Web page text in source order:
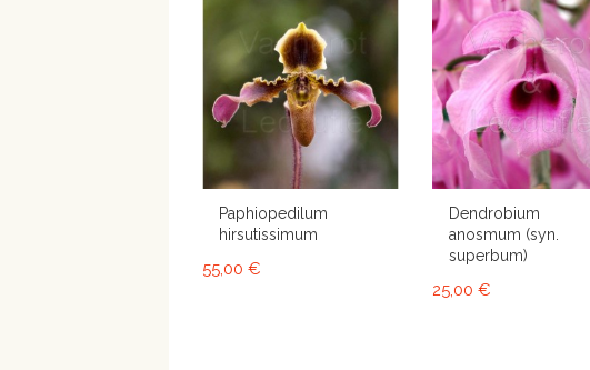
Paphiopedilum
hirsutissimum
55,00 €
Dendrobium
anosmum (syn.
superbum)
25,00 €